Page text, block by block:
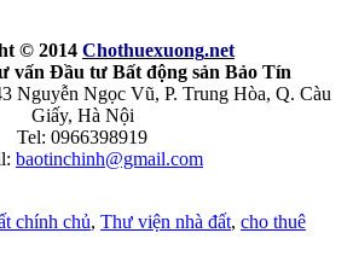
© 2014 Chothuexuong.net
vấn Đầu tư Bất động sản Bảo Tín
Nguyễn Ngọc Vũ, P. Trung Hòa, Q. Càu
Giấy, Hà Nội
Tel: 0966398919
baotinchinh@gmail.com
chính chủ, Thư viện nhà đất, cho thuê